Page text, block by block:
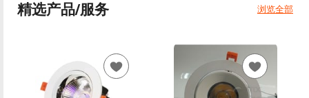
精选产品/服务 浏览全部